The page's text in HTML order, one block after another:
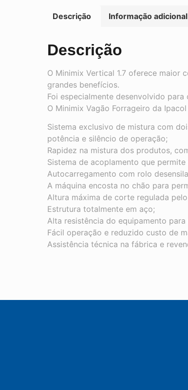
Descrição Informação adicional
Descrição
O Minimix Vertical 1.7 oferece maior
grandes benefícios.
Foi especialmente desenvolvido
O Minimix Vagão Forrageiro da
Sistema exclusivo de mistura com
potência e silêncio de operação;
Rapidez na mistura dos produtos,
Sistema de acoplamento que
Autocarregamento com rolo
A máquina encosta no chão para
Altura máxima de corte regulada
Estrutura totalmente em aço;
Alta resistência do equipamento
Fácil operação e reduzido custo de
Assistência técnica na fábrica e